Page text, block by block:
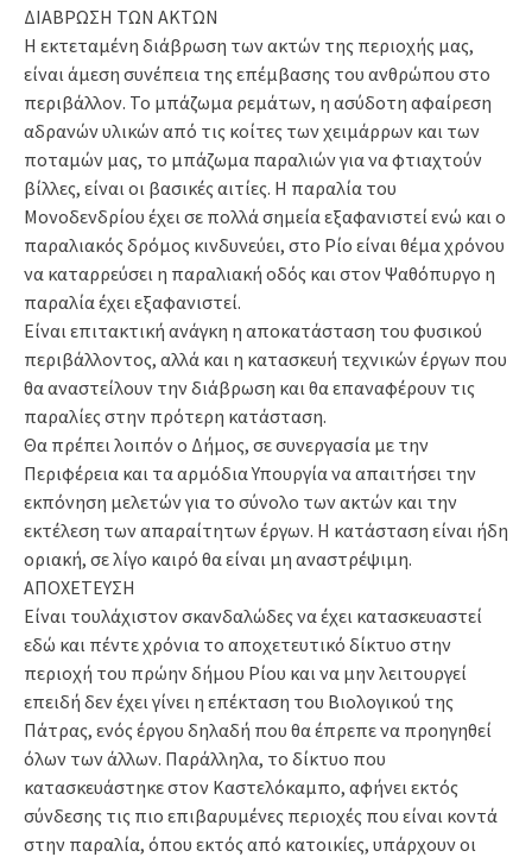
ΔΙΑΒΡΩΣΗ ΤΩΝ ΑΚΤΩΝ
Η εκτεταμένη διάβρωση των ακτών της περιοχής μας,
είναι άμεση συνέπεια της επέμβασης του ανθρώπου στο
περιβάλλον. Το μπάζωμα ρεμάτων, η ασύδοτη αφαίρεση
αδρανών υλικών από τις κοίτες των χειμάρρων και των
ποταμών μας, το μπάζωμα παραλιών για να φτιαχτούν
βίλλες, είναι οι βασικές αιτίες. Η παραλία του
Μονοδενδρίου έχει σε πολλά σημεία εξαφανιστεί ενώ και ο
παραλιακός δρόμος κινδυνεύει, στο Ρίο είναι θέμα χρόνου
να καταρρεύσει η παραλιακή οδός και στον Ψαθόπυργο η
παραλία έχει εξαφανιστεί.
Είναι επιτακτική ανάγκη η αποκατάσταση του φυσικού
περιβάλλοντος, αλλά και η κατασκευή τεχνικών έργων που
θα αναστείλουν την διάβρωση και θα επαναφέρουν τις
παραλίες στην πρότερη κατάσταση.
Θα πρέπει λοιπόν ο Δήμος, σε συνεργασία με την
Περιφέρεια και τα αρμόδια Υπουργία να απαιτήσει την
εκπόνηση μελετών για το σύνολο των ακτών και την
εκτέλεση των απαραίτητων έργων. Η κατάσταση είναι ήδη
οριακή, σε λίγο καιρό θα είναι μη αναστρέψιμη.
ΑΠΟΧΕΤΕΥΣΗ
Είναι τουλάχιστον σκανδαλώδες να έχει κατασκευαστεί
εδώ και πέντε χρόνια το αποχετευτικό δίκτυο στην
περιοχή του πρώην δήμου Ρίου και να μην λειτουργεί
επειδή δεν έχει γίνει η επέκταση του Βιολογικού της
Πάτρας, ενός έργου δηλαδή που θα έπρεπε να προηγηθεί
όλων των άλλων. Παράλληλα, το δίκτυο που
κατασκευάστηκε στον Καστελόκαμπο, αφήνει εκτός
σύνδεσης τις πιο επιβαρυμένες περιοχές που είναι κοντά
στην παραλία, όπου εκτός από κατοικίες, υπάρχουν οι